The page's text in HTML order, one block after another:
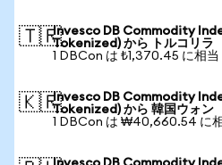
🇹🇷Invesco DB Commodity
Tokenized) から トルコリラ
1 DBCon は ₺1,370.45 に相当
🇰🇷Invesco DB Commodity
Tokenized) から 韓国ウォン
1 DBCon は ₩40,660.54 に